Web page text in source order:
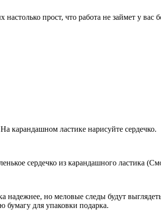
прост, что работа не займет у вас
карандашном ластике нарисуйте сердечко.
сердечко из карандашного ластика
но меловые следы будут
бумагу для упаковки подарка.